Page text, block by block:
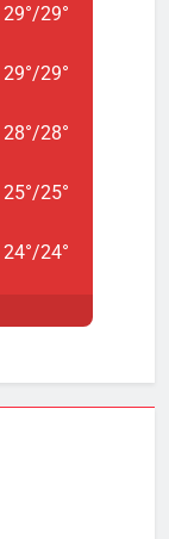
29°/29°
29°/29°
28°/28°
25°/25°
24°/24°